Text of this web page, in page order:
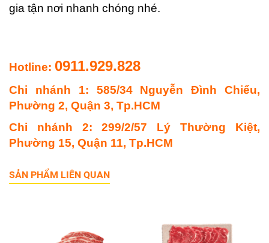
gia tận nơi nhanh chóng nhé.
Hotline: 0911.929.828
Chi nhánh 1: 585/34 Nguyễn Đình Chiểu,
Phường 2, Quận 3, Tp.HCM
Chi nhánh 2: 299/2/57 Lý Thường Kiệt,
Phường 15, Quận 11, Tp.HCM
SẢN PHẨM LIÊN QUAN